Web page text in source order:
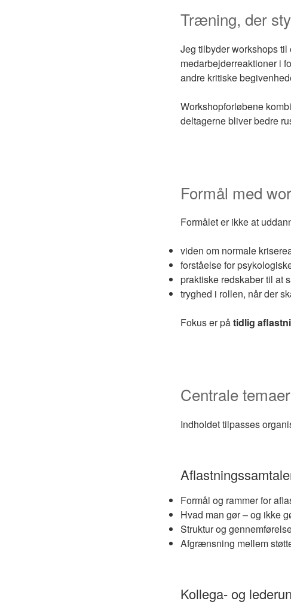
Træning, der
Jeg tilbyder workshops
medarbejderreaktioner i
andre kritiske
Workshopforløbene
deltagerne bliver bedre
Formål med
Formålet er ikke at
viden om normale
forståelse for
praktiske redskaber til at
tryghed i rollen, når der
Fokus er påtidlig
Centrale
Indholdet tilpasses
Formål og rammer for
Hvad man gør – og ikke
Struktur og
Afgrænsning mellem
Kollega- og